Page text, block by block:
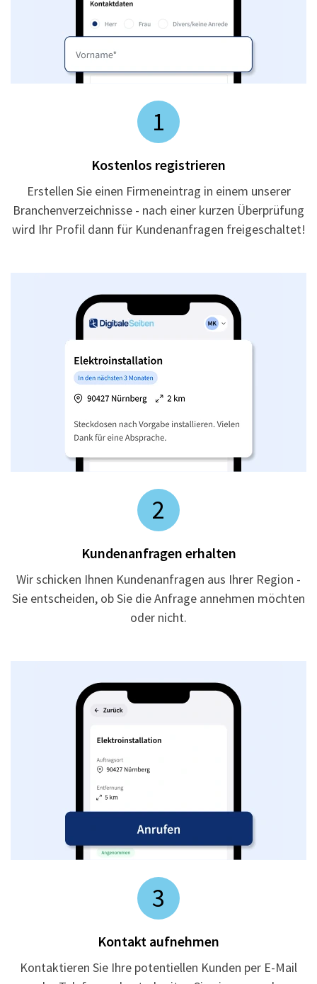
1
Kostenlos registrieren
Erstellen Sie einen Firmeneintrag in einem unserer
Branchenverzeichnisse - nach einer kurzen Überprüfung
wird Ihr Profil dann für Kundenanfragen freigeschaltet!
2
Kundenanfragen erhalten
Wir schicken Ihnen Kundenanfragen aus Ihrer Region -
Sie entscheiden, ob Sie die Anfrage annehmen möchten
oder nicht.
3
Kontakt aufnehmen
Kontaktieren Sie Ihre potentiellen Kunden per E-Mail